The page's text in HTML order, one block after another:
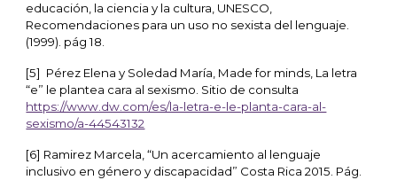
educación, la ciencia y la cultura, UNESCO,
Recomendaciones para un uso no sexista del lenguaje.
(1999). pág 18.
[5] Pérez Elena y Soledad María, Made for minds, La letra
“e” le plantea cara al sexismo. Sitio de consulta
https://www.dw.com/es/la-letra-e-le-planta-cara-al-
sexismo/a-44543132
[6] Ramirez Marcela, “Un acercamiento al lenguaje
inclusivo en género y discapacidad” Costa Rica 2015. Pág.